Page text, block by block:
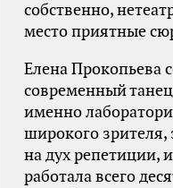
собственно,
место приятные
Елена Прокопьева
современный
именно
широкого зрителя,
на дух репетиции,
работала всего